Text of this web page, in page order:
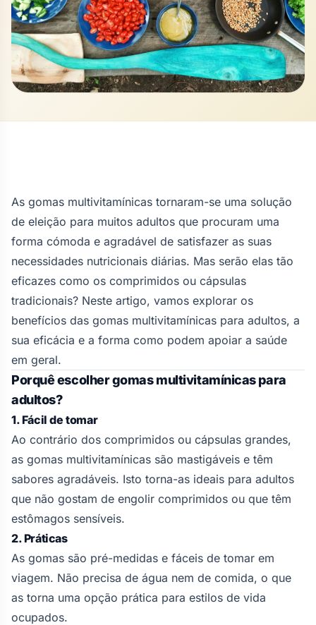
As gomas multivitamínicas tornaram-se uma solução
de eleição para muitos adultos que procuram uma
forma cómoda e agradável de satisfazer as suas
necessidades nutricionais diárias. Mas serão elas tão
eficazes como os comprimidos ou cápsulas
tradicionais? Neste artigo, vamos explorar os
benefícios das gomas multivitamínicas para adultos, a
sua eficácia e a forma como podem apoiar a saúde
em geral.
Porquê escolher gomas multivitamínicas para
adultos?
1. Fácil de tomar
Ao contrário dos comprimidos ou cápsulas grandes,
as gomas multivitamínicas são mastigáveis e têm
sabores agradáveis. Isto torna-as ideais para adultos
que não gostam de engolir comprimidos ou que têm
estômagos sensíveis.
2. Práticas
As gomas são pré-medidas e fáceis de tomar em
viagem. Não precisa de água nem de comida, o que
as torna uma opção prática para estilos de vida
ocupados.